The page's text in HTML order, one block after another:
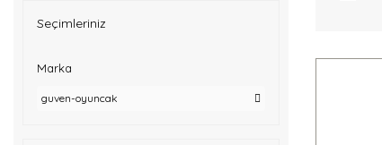
Seçimleriniz
Marka
guven-oyuncak